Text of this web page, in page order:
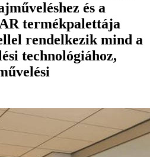
és a
termékpalettája
rendelkezik mind a
technológiához,